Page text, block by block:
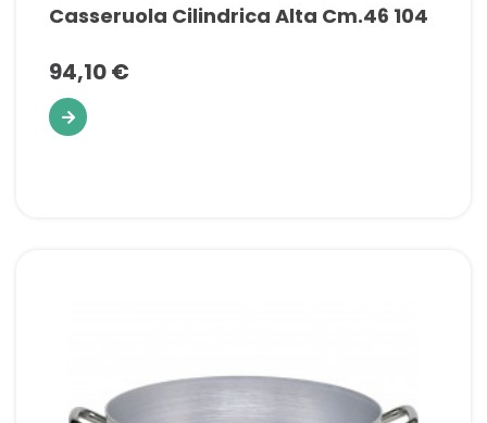
Casseruola Cilindrica Alta Cm.46 104
94,10 €